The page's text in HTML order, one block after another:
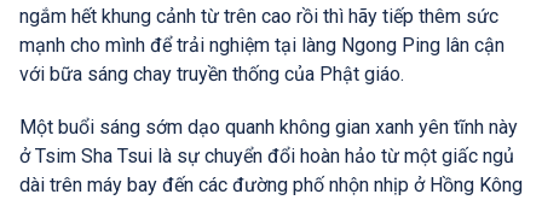
ngắm hết khung cảnh từ trên cao rồi thì hãy tiếp thêm sức
mạnh cho mình để trải nghiệm tại làng Ngong Ping lân cận
với bữa sáng chay truyền thống của Phật giáo.
Một buổi sáng sớm dạo quanh không gian xanh yên tĩnh này
ở Tsim Sha Tsui là sự chuyển đổi hoàn hảo từ một giấc ngủ
dài trên máy bay đến các đường phố nhộn nhịp ở Hồng Kông